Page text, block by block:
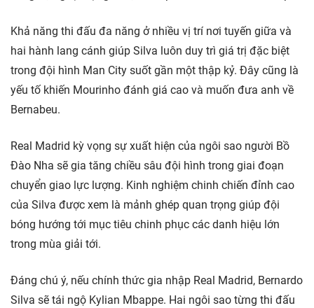
Khả năng thi đấu đa năng ở nhiều vị trí nơi tuyến giữa và
hai hành lang cánh giúp Silva luôn duy trì giá trị đặc biệt
trong đội hình Man City suốt gần một thập kỷ. Đây cũng là
yếu tố khiến Mourinho đánh giá cao và muốn đưa anh về
Bernabeu.
Real Madrid kỳ vọng sự xuất hiện của ngôi sao người Bồ
Đào Nha sẽ gia tăng chiều sâu đội hình trong giai đoạn
chuyển giao lực lượng. Kinh nghiệm chinh chiến đỉnh cao
của Silva được xem là mảnh ghép quan trọng giúp đội
bóng hướng tới mục tiêu chinh phục các danh hiệu lớn
trong mùa giải tới.
Đáng chú ý, nếu chính thức gia nhập Real Madrid, Bernardo
Silva sẽ tái ngộ Kylian Mbappe. Hai ngôi sao từng thi đấu